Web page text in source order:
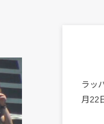
ラッ
月22